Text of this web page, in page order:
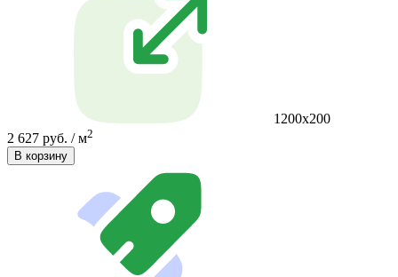
1200x200
2 627 руб. / м2
В корзину